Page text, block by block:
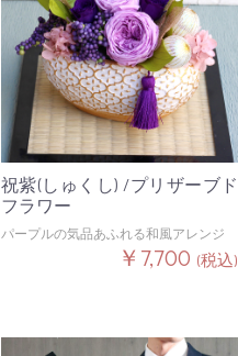
祝紫(しゅくし) /プリザーブド
フラワー
パープルの気品あふれる和風アレンジ
￥7,700 (税込)